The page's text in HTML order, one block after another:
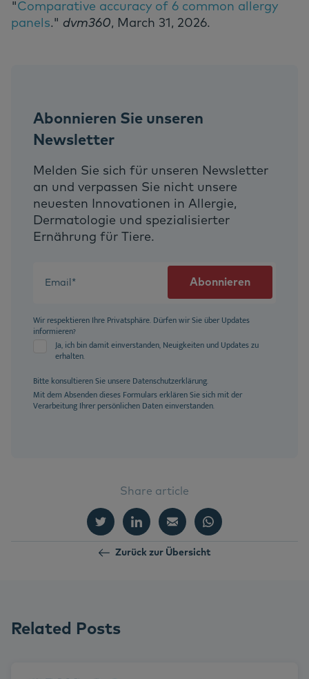
"Comparative accuracy of 6 common allergy
panels." dvm360, March 31, 2026.
Abonnieren Sie unseren
Newsletter
Melden Sie sich für unseren Newsletter
an und verpassen Sie nicht unsere
neuesten Innovationen in Allergie,
Dermatologie und spezialisierter
Ernährung für Tiere.
Wir respektieren Ihre Privatsphäre. Dürfen wir Sie über Updates
informieren?
Ja, ich bin damit einverstanden, Neuigkeiten und Updates zu
erhalten.
Bitte konsultieren Sie unsere Datenschutzerklärung.
Mit dem Absenden dieses Formulars erklären Sie sich mit der
Verarbeitung Ihrer persönlichen Daten einverstanden.
Share article
Zurück zur Übersicht
Related Posts